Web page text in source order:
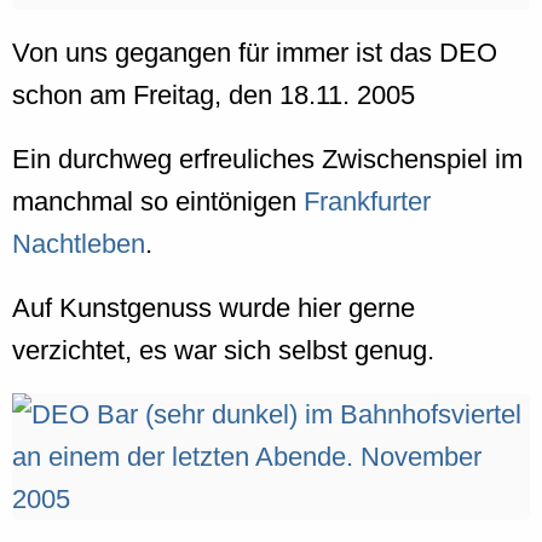
Von uns gegangen für immer ist das DEO
schon am Freitag, den 18.11. 2005
Ein durchweg erfreuliches Zwischenspiel im
manchmal so eintönigen Frankfurter
Nachtleben.
Auf Kunstgenuss wurde hier gerne
verzichtet, es war sich selbst genug.